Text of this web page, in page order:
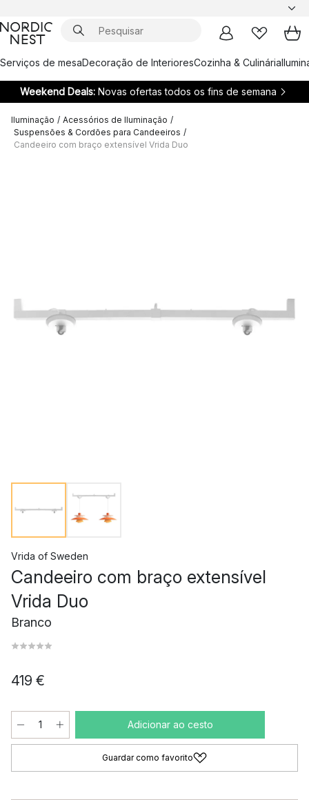
Serviços de mesaDecoração de InterioresCozinha & Culinária
Weekend Deals: Novas ofertas todos os fins de semana
Iluminação / Acessórios de Iluminação /
Suspensões & Cordões para Candeeiros /
Candeeiro com braço extensível Vrida Duo
Vrida of Sweden
Candeeiro com braço extensível
Vrida Duo
Branco
419 €
Adicionar ao cesto
Guardar como favorito